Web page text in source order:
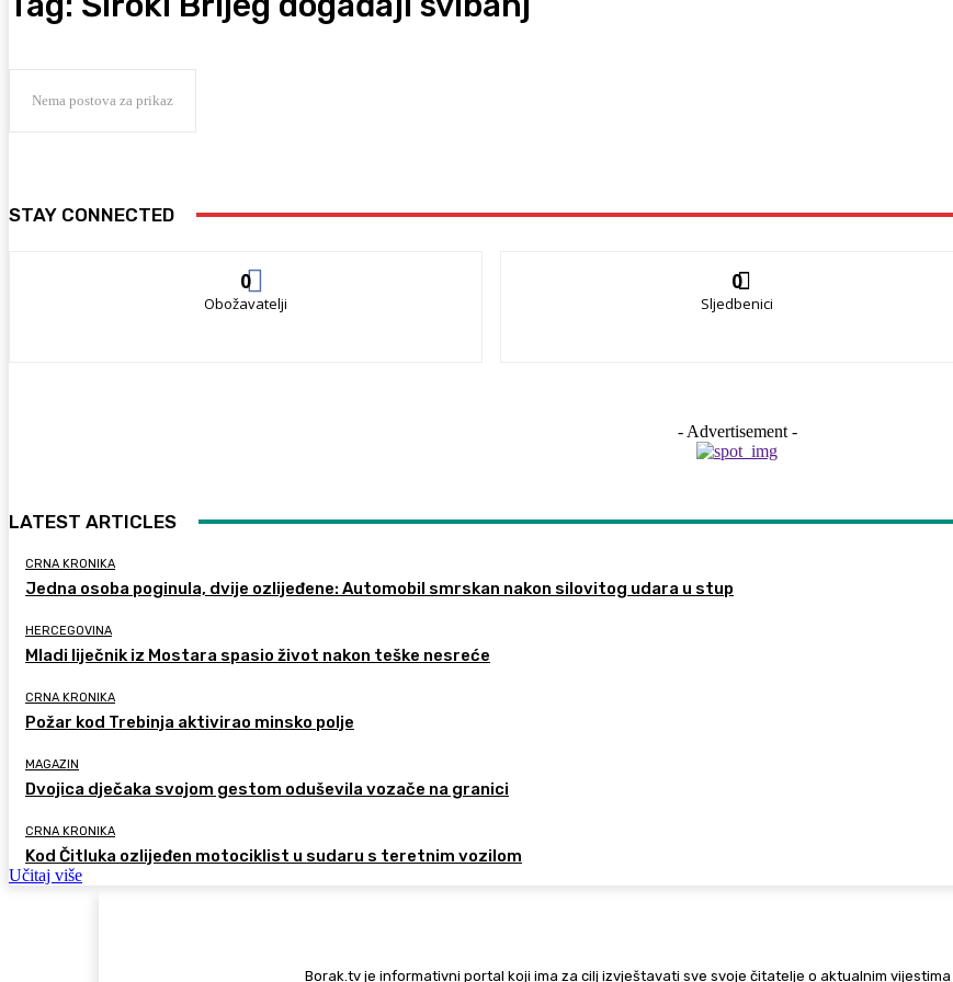
Nema postova za prikaz
STAY CONNECTED
0
Obožavatelji
0
Sljedbenici
- Advertisement -
LATEST ARTICLES
CRNA KRONIKA
Jedna osoba poginula, dvije ozlijeđene: Automobil smrskan nakon silovitog udara u stup
HERCEGOVINA
Mladi liječnik iz Mostara spasio život nakon teške nesreće
CRNA KRONIKA
Požar kod Trebinja aktivirao minsko polje
MAGAZIN
Dvojica dječaka svojom gestom oduševila vozače na granici
CRNA KRONIKA
Kod Čitluka ozlijeđen motociklist u sudaru s teretnim vozilom
Učitaj više
Borak.tv je informativni portal koji ima za cilj izvještavati sve svoje čitatelje o aktualnim